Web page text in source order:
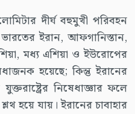
দীর্ঘ বহুমুখী পরিবহন
ইরান, আফগানিস্তান,
মধ্য এশিয়া ও ইউরোপের
হয়েছে; কিন্তু ইরানের
নিষেধাজ্ঞার ফলে
হয়ে যায়। ইরানের চাবাহার